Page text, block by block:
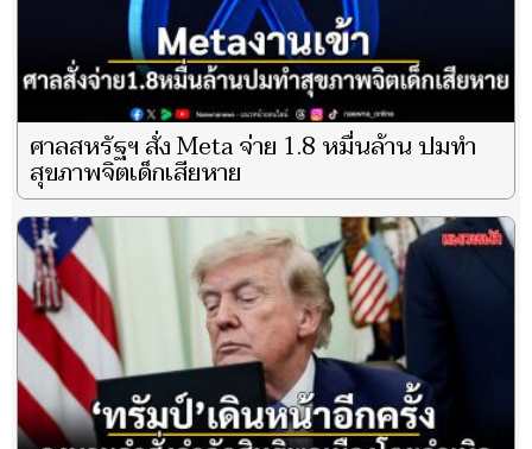
ศาลสหรัฐฯ สั่ง Meta จ่าย 1.8 หมื่นล้าน ปมทำ
สุขภาพจิตเด็กเสียหาย